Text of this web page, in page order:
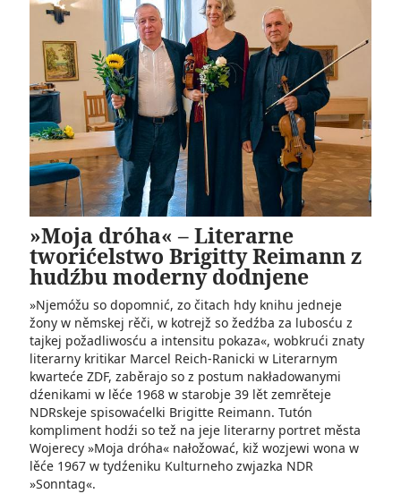
»Moja dróha« – Literarne
tworićelstwo Brigitty Reimann z
hudźbu moderny dodnjene
»Njemóžu so dopomnić, zo čitach hdy knihu jedneje
žony w němskej rěči, w kotrejž so žedźba za lubosću z
tajkej požadliwosću a intensitu pokaza«, wobkrući znaty
literarny kritikar Marcel Reich-Ranicki w Literarnym
kwarteće ZDF, zaběrajo so z postum nakładowanymi
dźenikami w lěće 1968 w starobje 39 lět zemrěteje
NDRskeje spisowaćelki Brigitte Reimann. Tutón
kompliment hodźi so tež na jeje literarny portret města
Wojerecy »Moja dróha« nałožować, kiž wozjewi wona w
lěće 1967 w tydźeniku Kulturneho zwjazka NDR
»Sonntag«.